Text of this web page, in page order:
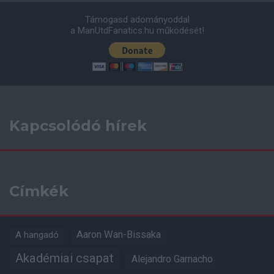
Támogasd adományoddal
a ManUtdFanatics.hu működését!
Kapcsolódó hírek
Címkék
A hangadó Aaron Wan-Bissaka
Akadémiai csapat Alejandro Garnacho